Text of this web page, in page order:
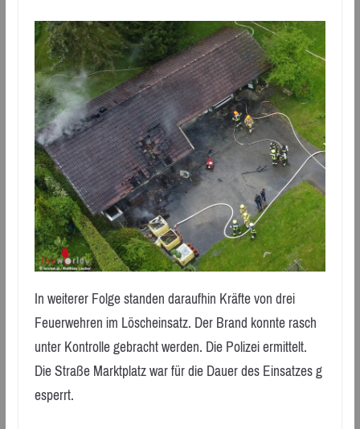
In weiterer Folge standen daraufhin Kräfte von drei
Feuerwehren im Löscheinsatz. Der Brand konnte rasch
unter Kontrolle gebracht werden. Die Polizei ermittelt.
Die Straße Marktplatz war für die Dauer des Einsatzes g
esperrt.